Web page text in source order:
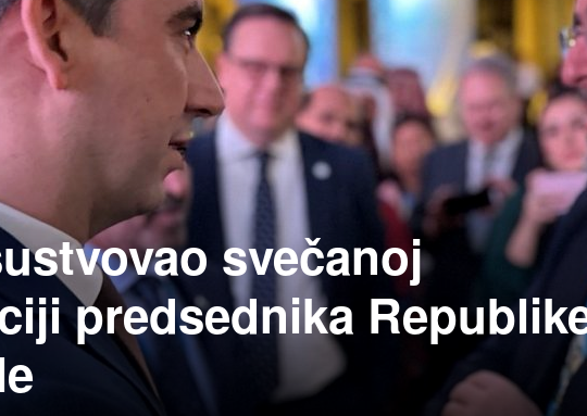
svečanoj
predsednika